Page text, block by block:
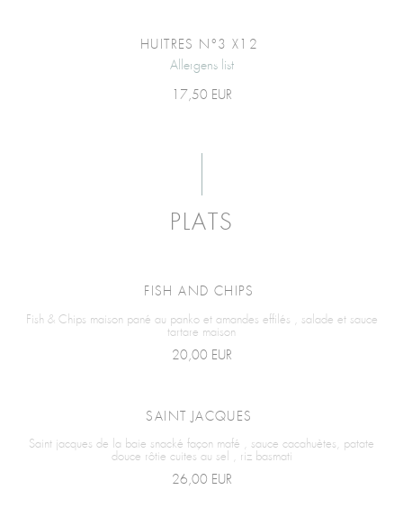
HUITRES N°3 X12
Allergens list
17,50 EUR
PLATS
FISH AND CHIPS
Fish & Chips maison pané au panko et amandes effilés , salade et sauce
tartare maison
20,00 EUR
SAINT JACQUES
Saint jacques de la baie snacké façon mafé , sauce cacahuètes, patate
douce rôtie cuites au sel , riz basmati
26,00 EUR